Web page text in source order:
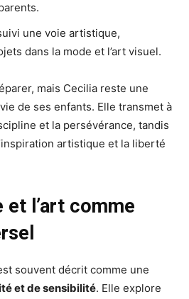
une voie artistique,
dans la mode et l’art visuel.
mais Cecilia reste une
de ses enfants. Elle transmet à
et la persévérance, tandis
artistique et la liberté
et l’art comme
souvent décrit comme une
et de sensibilité. Elle explore